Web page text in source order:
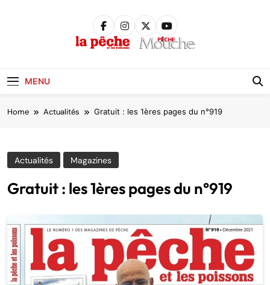
MENU
Home Actualités Gratuit : les 1ères pages du n°919
Actualités Magazines
Gratuit : les 1ères pages du n°919